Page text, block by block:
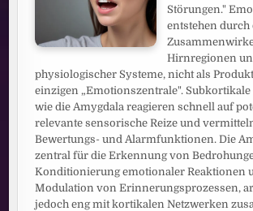
Störungen."
entstehen durch
Hirnregionen
physiologischer Systeme, nicht als
einzigen „Emotionszentrale".
wie die Amygdala reagieren schnell auf
relevante sensorische Reize und
Bewertungs- und Alarmfunktionen. Die
zentral für die Erkennung von
Konditionierung emotionaler Reaktionen
Modulation von Erinnerungsprozessen,
jedoch eng mit kortikalen Netzwerken